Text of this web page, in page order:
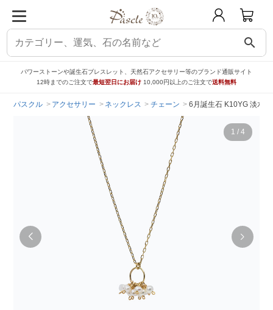
search
パワーストーンや誕生石ブレスレット、天然石アクセサリー等のブランド通販サイト
12時までのご注文で最短翌日にお届け 10,000円以上のご注文で送料無料
パスクル アクセサリー ネックレス チェーン 6月誕生石 K10YG 淡水
1 / 4